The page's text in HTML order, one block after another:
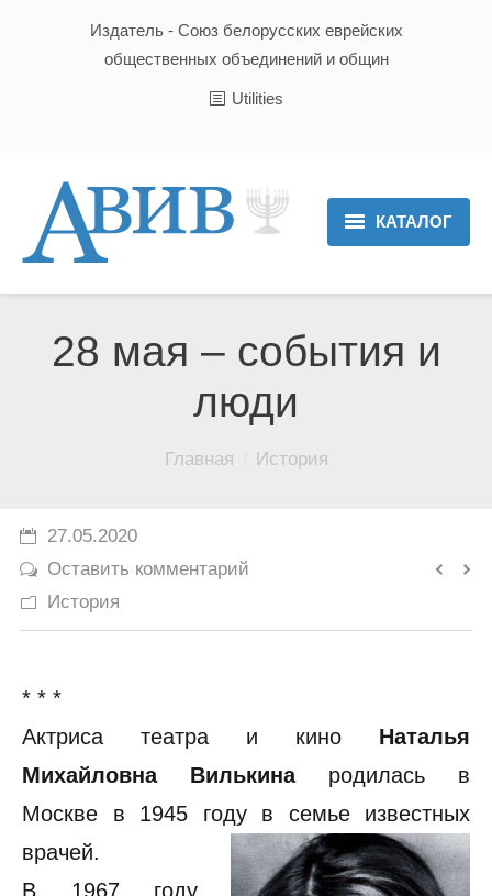
Издатель - Союз белорусских еврейских
общественных объединений и общин
Utilities
КАТАЛОГ
Юмор
28 мая – события и
люди
Главная История
27.05.2020
Оставить комментарий
История
* * *
Актриса театра и кино Наталья
Михайловна Вилькинародилась в
Москве в 1945 году в семье известных
врачей.
В 1967 году